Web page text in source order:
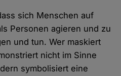
sich Menschen auf
Personen agieren und zu
und tun. Wer maskiert
nicht im Sinne
symbolisiert eine